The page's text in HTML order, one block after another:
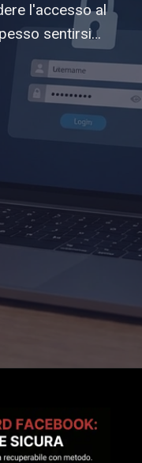
l'accesso al
sentirsi…